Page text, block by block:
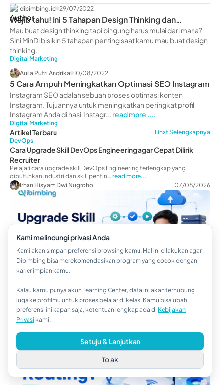
dibimbing.id 29/07/2022
Wajib tahu! Ini 5 Tahapan Design Thinking dan
Penerapannya
Mau buat design thinking tapi bingung harus mulai dari mana?
Sini MinDi bisikin 5 tahapan penting saat kamu mau buat design
thinking.
Digital Marketing
Aulia Putri Andrika 10/08/2022
5 Cara Ampuh Meningkatkan Optimasi SEO Instagram
Instagram SEO adalah sebuah proses optimasi konten
Instagram. Tujuannya untuk meningkatkan peringkat profil
Instagram Anda di hasil Instagr...
read more ....
Digital Marketing
Artikel Terbaru
Lihat Selengkapnya
DevOps
Cara Upgrade Skill DevOps Engineering agar Cepat Dilirik
Recruiter
Pelajari cara upgrade skill DevOps Engineering terlengkap yang
dibutuhkan industri dan skill pentin... read more...
Irhan Hisyam Dwi Nugroho
07/08/2026
Full Stack Web Development
Apa Itu Routing? Kenali Fungsi, Jenis, dan Cara Kerjanya
Apa itu routing? Pelajari pengertian, fungsi, jenis, cara kerja, protokol,
serta perbedaannya denga...
read more...
Irhan Hisyam Dwi Nugroho
Hi!👋
Kalau kamu butuh bantuan,
Kami melindungi privasi Anda
Kami akan simpan preferensi browsing kamu. Hal ini dilakukan agar
Dibimbing bisa merekomendasikan program yang cocok dengan
karier impian kamu.
Kalau kamu punya akun Learning Center, data ini akan terhubung
juga ke profilmu untuk proses belajar di kelas. Kamu bisa ubah
preferensi ini kapan saja, ketentuan lengkap ada di Kebijakan
Privasi kami.
Tolak
Setuju & Lanjutkan